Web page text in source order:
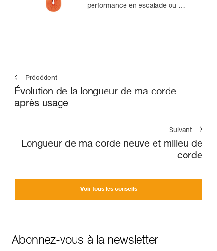
performance en escalade ou en
Précédent
Évolution de la longueur de ma corde
après usage
Suivant
Longueur de ma corde neuve et milieu de
corde
Voir tous les conseils
Abonnez-vous à la newsletter